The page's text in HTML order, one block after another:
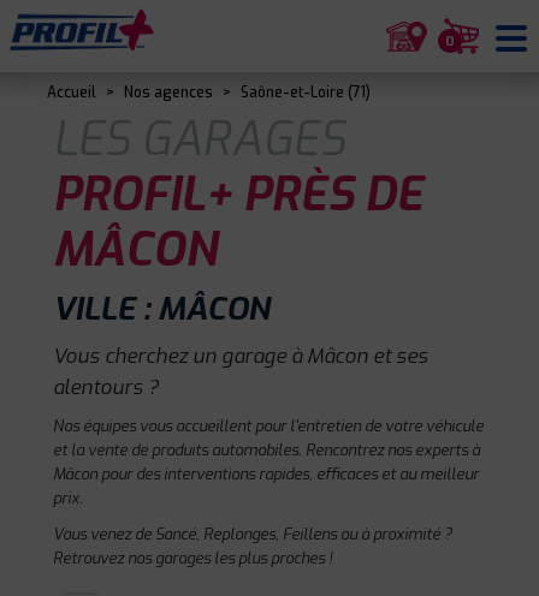
0
Accueil > Nos agences > Saône-et-Loire (71)
LES GARAGES
PROFIL+ PRÈS DE
MÂCON
VILLE : MÂCON
Vous cherchez un garage à Mâcon et ses
alentours ?
Nos équipes vous accueillent pour l'entretien de votre véhicule
et la vente de produits automobiles. Rencontrez nos experts à
Mâcon pour des interventions rapides, efficaces et au meilleur
prix.
Vous venez de Sancé, Replonges, Feillens ou à proximité ?
Retrouvez nos garages les plus proches !